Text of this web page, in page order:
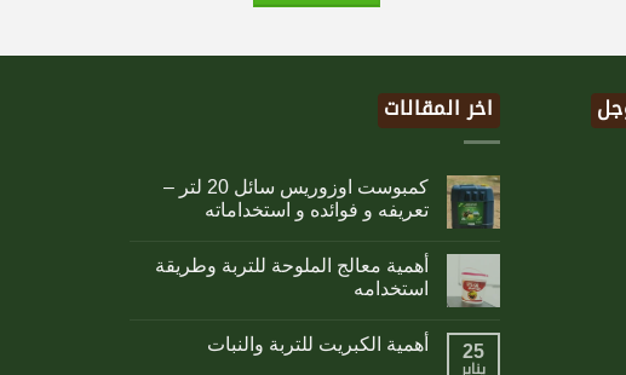
اخر المقالات
كمبوست اوزوريس سائل 20 لتر –
تعريفه و فوائده و استخداماته
أهمية معالج الملوحة للتربة وطريقة
استخدامه
25
يناير
أهمية الكبريت للتربة والنبات